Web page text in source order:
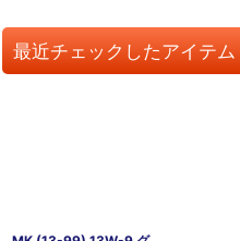
最近チェックしたアイテム